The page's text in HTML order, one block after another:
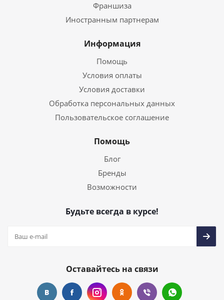
Франшиза
Иностранным партнерам
Информация
Помощь
Условия оплаты
Условия доставки
Обработка персональных данных
Пользовательское соглашение
Помощь
Блог
Бренды
Возможности
Будьте всегда в курсе!
Оставайтесь на связи